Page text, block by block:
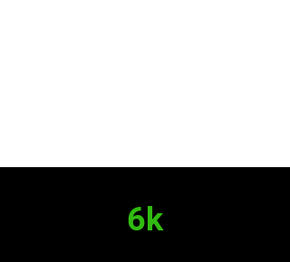
6k